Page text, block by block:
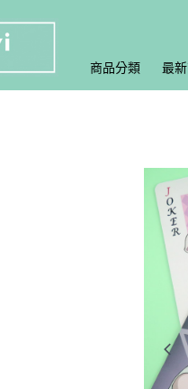
商品分類 最